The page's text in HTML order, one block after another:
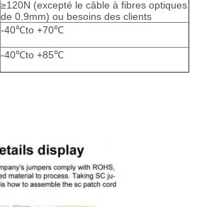
≥120N (excepté le câble à fibres optiques
de 0.9mm) ou besoins des clients
-40℃to +70℃
-40℃to +85℃